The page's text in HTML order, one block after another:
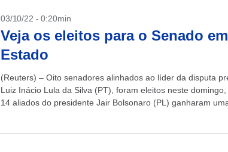
03/10/22 - 0:20min
Veja os eleitos para o Senado
Estado
(Reuters) – Oito senadores alinhados ao líder da disputa
Luiz Inácio Lula da Silva (PT), foram eleitos neste
14 aliados do presidente Jair Bolsonaro (PL) ganharam